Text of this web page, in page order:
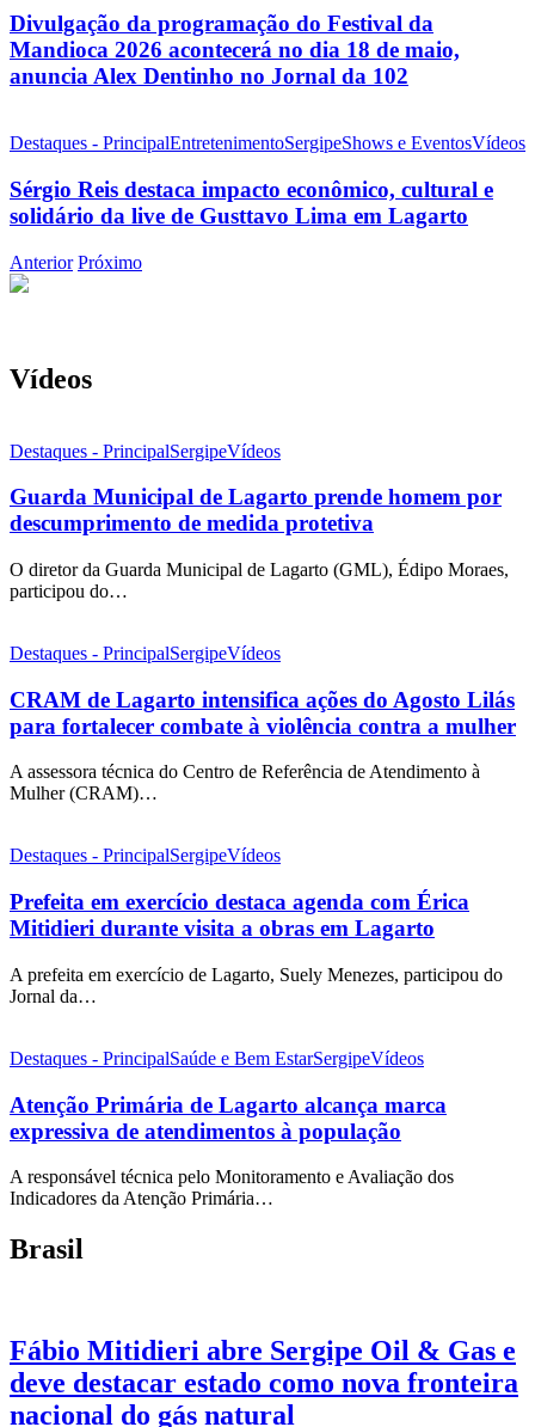
Divulgação da programação do Festival da
Mandioca 2026 acontecerá no dia 18 de maio,
anuncia Alex Dentinho no Jornal da 102
Destaques - PrincipalEntretenimentoSergipeShows e EventosVídeos
Sérgio Reis destaca impacto econômico, cultural e
solidário da live de Gusttavo Lima em Lagarto
Anterior Próximo
Vídeos
Destaques - PrincipalSergipeVídeos
Guarda Municipal de Lagarto prende homem por
descumprimento de medida protetiva
O diretor da Guarda Municipal de Lagarto (GML), Édipo Moraes,
participou do…
Destaques - PrincipalSergipeVídeos
CRAM de Lagarto intensifica ações do Agosto Lilás
para fortalecer combate à violência contra a mulher
A assessora técnica do Centro de Referência de Atendimento à
Mulher (CRAM)…
Destaques - PrincipalSergipeVídeos
Prefeita em exercício destaca agenda com Érica
Mitidieri durante visita a obras em Lagarto
A prefeita em exercício de Lagarto, Suely Menezes, participou do
Jornal da…
Destaques - PrincipalSaúde e Bem EstarSergipeVídeos
Atenção Primária de Lagarto alcança marca
expressiva de atendimentos à população
A responsável técnica pelo Monitoramento e Avaliação dos
Indicadores da Atenção Primária…
Brasil
Fábio Mitidieri abre Sergipe Oil & Gas e
deve destacar estado como nova fronteira
nacional do gás natural